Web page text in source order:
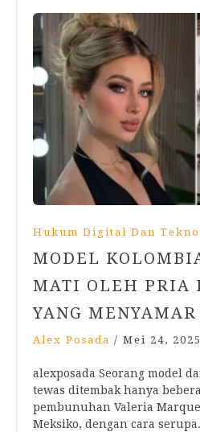
Hukum Digital Dan
MODEL
MATI OLEH PRIA
YANG
Alex Posada / Mei 24, 2025
alexposada Seorang model
tewas ditembak hanya
pembunuhan Valeria
Meksiko, dengan cara